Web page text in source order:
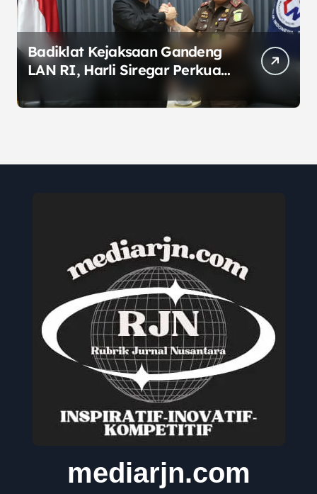
Badiklat Kejaksaan Gandeng
LAN RI, Harli Siregar Perkuat
SDM Penegak Hukum
mediarjn.com